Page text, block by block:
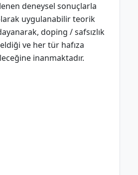
deneysel sonuçlarla
uygulanabilir teorik
doping / safsızlık
ve her tür hafıza
inanmaktadır.